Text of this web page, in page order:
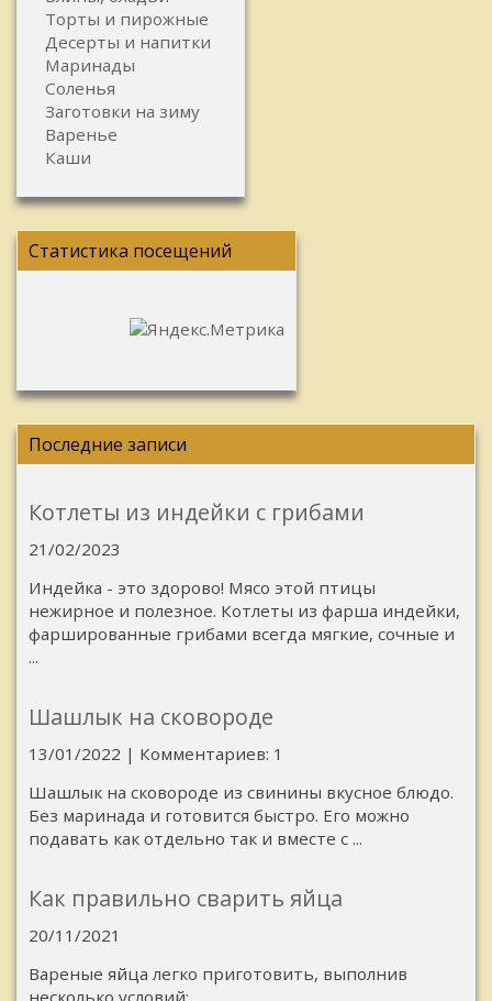
Торты и пирожные
Десерты и напитки
Маринады
Соленья
Заготовки на зиму
Варенье
Каши
Статистика посещений
Последние записи
Котлеты из индейки с грибами
21/02/2023
Индейка - это здорово! Мясо этой птицы
нежирное и полезное. Котлеты из фарша индейки,
фаршированные грибами всегда мягкие, сочные и
...
Шашлык на сковороде
13/01/2022 | Комментариев: 1
Шашлык на сковороде из свинины вкусное блюдо.
Без маринада и готовится быстро. Его можно
подавать как отдельно так и вместе с ...
Как правильно сварить яйца
20/11/2021
Вареные яйца легко приготовить, выполнив
несколько условий: ...